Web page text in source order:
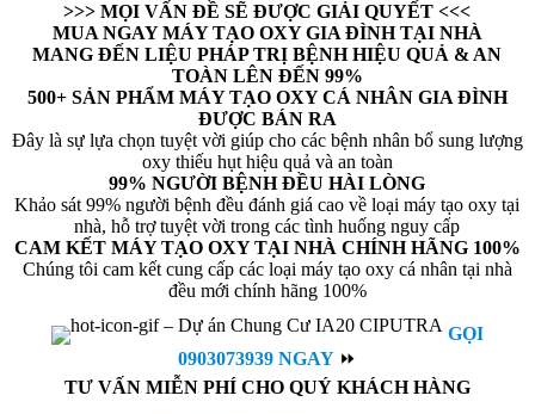
>>> MỌI VẤN ĐỀ SẼ ĐƯỢC GIẢI QUYẾT <<<
MUA NGAY MÁY TẠO OXY GIA ĐÌNH TẠI NHÀ
MANG ĐẾN LIỆU PHÁP TRỊ BỆNH HIỆU QUẢ & AN
TOÀN LÊN ĐẾN 99%
500+ SẢN PHẨM MÁY TẠO OXY CÁ NHÂN GIA ĐÌNH
ĐƯỢC BÁN RA
Đây là sự lựa chọn tuyệt vời giúp cho các bệnh nhân bổ sung lượng
oxy thiếu hụt hiệu quả và an toàn
99% NGƯỜI BỆNH ĐỀU HÀI LÒNG
Khảo sát 99% người bệnh đều đánh giá cao về loại máy tạo oxy tại
nhà, hỗ trợ tuyệt vời trong các tình huống nguy cấp
CAM KẾT MÁY TẠO OXY TẠI NHÀ CHÍNH HÃNG 100%
Chúng tôi cam kết cung cấp các loại máy tạo oxy cá nhân tại nhà
đều mới chính hãng 100%
GỌI
0903073939 NGAY⏩
TƯ VẤN MIỄN PHÍ CHO QUÝ KHÁCH HÀNG